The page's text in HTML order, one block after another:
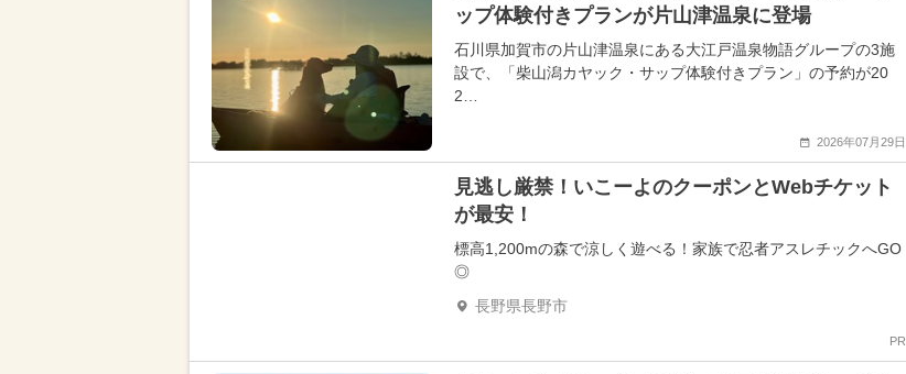
ップ体験付きプランが片山津温泉に登場
石川県加賀市の片山津温泉にある大江戸温泉物語グループの3施
設で、「柴山潟カヤック・サップ体験付きプラン」の予約が20
2…
2026年07月29日
見逃し厳禁！いこーよのクーポンとWebチケット
が最安！
標高1,200mの森で涼しく遊べる！家族で忍者アスレチックへGO
◎
長野県長野市
PR